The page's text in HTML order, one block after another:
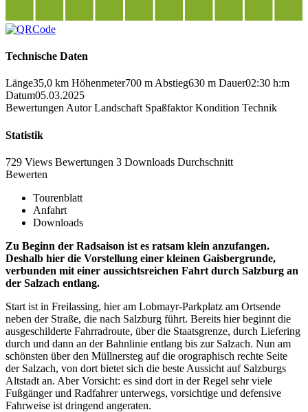
Technische Daten
Länge35,0 km Höhenmeter700 m Abstieg630 m Dauer02:30 h:m
Datum05.03.2025
Bewertungen Autor Landschaft Spaßfaktor Kondition Technik
Statistik
729 Views Bewertungen 3 Downloads Durchschnitt
Bewerten
Tourenblatt
Anfahrt
Downloads
Zu Beginn der Radsaison ist es ratsam klein anzufangen.
Deshalb hier die Vorstellung einer kleinen Gaisbergrunde,
verbunden mit einer aussichtsreichen Fahrt durch Salzburg an
der Salzach entlang.
Start ist in Freilassing, hier am Lobmayr-Parkplatz am Ortsende
neben der Straße, die nach Salzburg führt. Bereits hier beginnt die
ausgeschilderte Fahrradroute, über die Staatsgrenze, durch Liefering
durch und dann an der Bahnlinie entlang bis zur Salzach. Nun am
schönsten über den Müllnersteg auf die orographisch rechte Seite
der Salzach, von dort bietet sich die beste Aussicht auf Salzburgs
Altstadt an. Aber Vorsicht: es sind dort in der Regel sehr viele
Fußgänger und Radfahrer unterwegs, vorsichtige und defensive
Fahrweise ist dringend angeraten.